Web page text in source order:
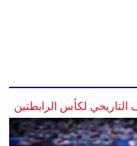
التاريخي لكأس الرابطتين